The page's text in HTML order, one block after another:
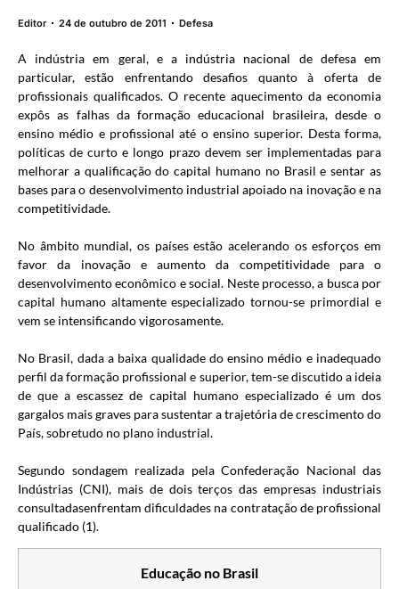
Editor 24 de outubro de 2011 Defesa
A indústria em geral, e a indústria nacional de defesa em
particular, estão enfrentando desafios quanto à oferta de
profissionais qualificados. O recente aquecimento da economia
expôs as falhas da formação educacional brasileira, desde o
ensino médio e profissional até o ensino superior. Desta forma,
políticas de curto e longo prazo devem ser implementadas para
melhorar a qualificação do capital humano no Brasil e sentar as
bases para o desenvolvimento industrial apoiado na inovação e na
competitividade.
No âmbito mundial, os países estão acelerando os esforços em
favor da inovação e aumento da competitividade para o
desenvolvimento econômico e social. Neste processo, a busca por
capital humano altamente especializado tornou-se primordial e
vem se intensificando vigorosamente.
No Brasil, dada a baixa qualidade do ensino médio e inadequado
perfil da formação profissional e superior, tem-se discutido a ideia
de que a escassez de capital humano especializado é um dos
gargalos mais graves para sustentar a trajetória de crescimento do
País, sobretudo no plano industrial.
Segundo sondagem realizada pela Confederação Nacional das
Indústrias (CNI), mais de dois terços das empresas industriais
consultadasenfrentam dificuldades na contratação de profissional
qualificado (1).
Educação no Brasil